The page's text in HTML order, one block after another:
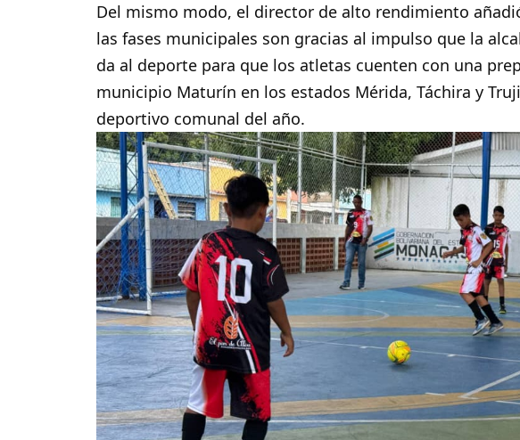
Del mismo modo, el director de alto rendimiento
las fases municipales son gracias al impulso que la
da al deporte para que los atletas cuenten con una
municipio Maturín en los estados Mérida, Táchira y
deportivo comunal del año.